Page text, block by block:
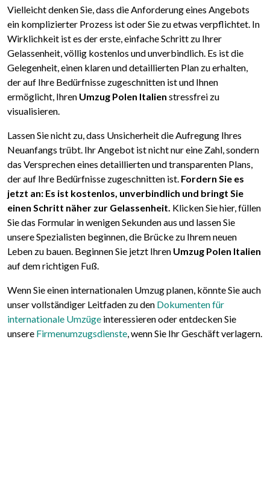
Vielleicht denken Sie, dass die Anforderung eines Angebots
ein komplizierter Prozess ist oder Sie zu etwas verpflichtet. In
Wirklichkeit ist es der erste, einfache Schritt zu Ihrer
Gelassenheit, völlig kostenlos und unverbindlich. Es ist die
Gelegenheit, einen klaren und detaillierten Plan zu erhalten,
der auf Ihre Bedürfnisse zugeschnitten ist und Ihnen
ermöglicht, Ihren Umzug Polen Italien stressfrei zu
visualisieren.
Lassen Sie nicht zu, dass Unsicherheit die Aufregung Ihres
Neuanfangs trübt. Ihr Angebot ist nicht nur eine Zahl, sondern
das Versprechen eines detaillierten und transparenten Plans,
der auf Ihre Bedürfnisse zugeschnitten ist. Fordern Sie es
jetzt an: Es ist kostenlos, unverbindlich und bringt Sie
einen Schritt näher zur Gelassenheit. Klicken Sie hier, füllen
Sie das Formular in wenigen Sekunden aus und lassen Sie
unsere Spezialisten beginnen, die Brücke zu Ihrem neuen
Leben zu bauen. Beginnen Sie jetzt Ihren Umzug Polen Italien
auf dem richtigen Fuß.
Wenn Sie einen internationalen Umzug planen, könnte Sie auch
unser vollständiger Leitfaden zu den Dokumenten für
internationale Umzüge interessieren oder entdecken Sie
unsere Firmenumzugsdienste, wenn Sie Ihr Geschäft verlagern.